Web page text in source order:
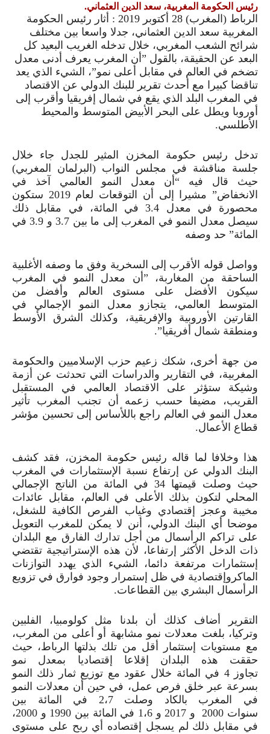
رئيس الحكومة المغربية، سعد الدين العثماني.
الرباط (المغرب) 28 أكتوبر 2019 : أثار رئيس الحكومة
المغربية سعد الدين العثماني، جدلا واسعا بين مختلف
شرائح الشعب المغربي، خلال تدخله الغريب البعيد كل
البعد عن الحقيقة، بالقول ”أن المغرب يعرف أدنى معدل
تضخم في العالم في مقابل أعلى نمو”، الشيء الذي يعد
تناقضا كبيرا مع أحدث تقرير للبنك الدولي عن الاقتصاد
في المغرب البلد الذي يقع في شمال إفريقيا وأقرب إلى
أوروبا ويطل على البحر الأبيض المتوسط والمحيط
الأطلسي.
تدخل رئيس حكومة المخزن المثير للجدل جاء خلال
جلسة مناقشة في مجلس النواب (البرلمان المغربي)
حيث قال فيه “أن معدل النمو العالمي آخذ في
الانخفاض” مشيرا إلى أن التوقعات لعام2019 ستكون
محصورة في معدل
3.4
في المائة، في مقابل ذلك
سيصل معدل النمو في المغرب إلى ما بين
3.7 و 3.9
في
المائة” حد وصفه
وواصل قوله الأقرب إلى السخرية وفق ما وصفه الأغلبية
الساحقة من المغاربة، ”أن معدل النمو في المغرب
سيكون الأفضل على مستوى العالم وأفضل من
المتوسط ​​العالمي، يتجازو معدل النمو الإجمالي في
القارتين الأوروبية والإفريقية، وكذلك الشرق الأوسط
ومنطقة شمال أفريقيا”.
من جهة أخرى، شكك زعيم حزب الإسلاميين والحكومة
المغربية، في التقارير والدراسات التي تحدثت عن أزمة
وشيكة ستؤثر على الاقتصاد العالمي في المستقبل
القريب، مضيفا حسب زعمه أن تجنب المغرب تأثير
معدل النمو في العالم راجع باللأساس إلى تحسين مؤشر
قطاع الأعمال.
هذا وخلافا لما قاله رئيس حكومة المخزن، فقد كشف
البنك الدولي عن إرتفاع نسبة الإستثمارات في المغرب
حيث وصلت قيمتها 34 في المائة من الناتج الإجمالي
المحلي لتكون بذلك الأعلى في العالم، مقابل عائدات
مخيبة وعجز إقتصادي وغياب الفرص الكافية للشغل،
موضحا أي البنك الدولي، أنن لا يمكن للمغرب التعويل
على تراكم الرأسمال من أجل تدارك الفارق مع البلدان
ذات الدخل الأكثر إرتفاعا، لأن هذه الإستراتيجية تقتضي
إستثمارات مرتفعة دائما، الشيء الذي يهدد التوازنات
الماكروإقتصادية في ظل إستمرار وجود فوارق في تزويع
الرأسمال البشري بين القطاعات.
التقرير أضاف كذلك أن بلدنا مثل كولومبيا، الفلبين
وتركيا، بلغت معدلات نمو مشابهة أو أعلى من المغرب،
مع مستويات إستثمار أقل من تلك بذلتها الرباط، حيث
حققت هذه البلدان إقلاعا إقتصاديا بمعدل نمو
تجاوز4 في المائة خلال عقود مع توزيع ثمار ذلك النمو
بسرعة عبر خلق فرص عمل، في حين أن معدلات النمو
في المغرب بالكاد وصلت
2،7
في المائة بين
سنوات 2000 و 2017 و 1 ،6 في المائة بين 1990 و 2000،
في مقابل ذلك لم يسجل إقتصاده أي ربح على مستوى